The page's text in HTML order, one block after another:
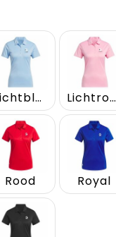
Lichtblauw Lichtroze
Rood Royal